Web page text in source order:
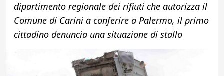
dipartimento regionale dei rifiuti che autorizza il
Comune di Carini a conferire a Palermo, il primo
cittadino denuncia una situazione di stallo